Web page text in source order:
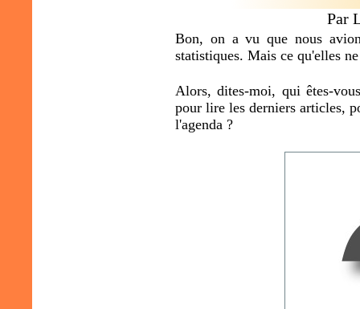
Par
Bon, on a vu que nous
statistiques. Mais ce qu'elles
Alors, dites-moi, qui êtes-
pour lire les derniers articles,
l'agenda ?